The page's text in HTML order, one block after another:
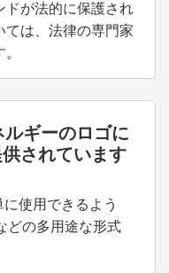
ドが法的に保護され
ては、法律の専門家
ギーのロゴに
されています
使用できるよう
どの多用途な形式